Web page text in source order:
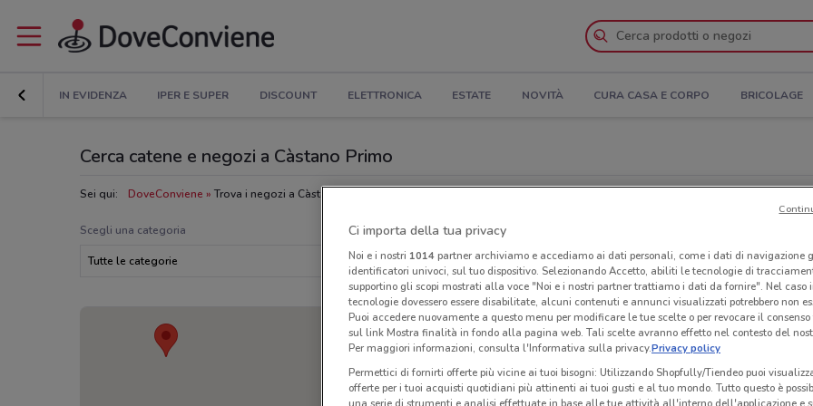
IN EVIDENZA IPER E SUPER DISCOUNT ELETTRONICA ESTATE NOVITÀ CURA CASA E CORPO BRICOLAGE
Cerca catene e negozi a Càstano Primo
Sei qui: DoveConviene Trova i negozi a Càstano Primo
Scegli una categoria
Tutte le categorie
Ci importa della tua privacy
Noi e i nostri 1014partner archiviamo e accediamo ai dati personali, come i dati di navigazione
identificatori univoci, sul tuo dispositivo. Selezionando Accetto, abiliti le tecnologie di
supportino gli scopi mostrati alla voce "Noi e i nostri partner trattiamo i dati da fornire". Nel caso
tecnologie dovessero essere disabilitate, alcuni contenuti e annunci visualizzati potrebbero non
Puoi accedere nuovamente a questo menu per modificare le tue scelte o per revocare il
sul link Mostra finalità in fondo alla pagina web. Tali scelte avranno effetto nel contesto del
Per maggiori informazioni, consulta l'Informativa sulla privacy.Privacy policy
Permettici di fornirti offerte più vicine ai tuoi bisogni: Utilizzando Shopfully/Tiendeo puoi
offerte per i tuoi acquisti quotidiani più attinenti ai tuoi gusti e al tuo mondo. Tutto questo è
una serie di strumenti e analisi effettuate in base alle tue attività all'interno dell'applicazione e